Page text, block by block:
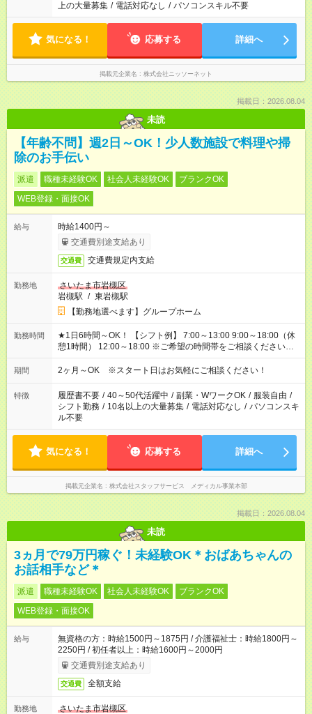
上の大量募集 / 電話対応なし / パソコンスキル不要
気になる！ 応募する 詳細へ
掲載元企業名 株式会社ニッソーネット
掲載日：2026.08.04
未読
【年齢不問】週2日～OK！少人数施設で料理や掃
除のお手伝い
派遣 職種未経験OK 社会人未経験OK
ブランクOK
WEB登録・面接OK
給与
時給1400円～
交通費別途支給あり
交通費 交通費規定内支給
勤務地
さいたま市岩槻区
岩槻駅 / 東岩槻駅
【勤務地選べます】グループホーム
勤務時間
★1日6時間～OK！ 【シフト例】 7:00～13:00 9:00～18:00（休
憩1時間） 12:00～18:00 ※ご希望の時間帯をご相談ください。
※日勤、夜勤のみ、変則的な勤務等も相談OK！
期間 2ヶ月～OK ※スタート日はお気軽にご相談ください！
特徴 履歴書不要 / 40～50代活躍中 / 副業・WワークOK / 服装自由 /
シフト勤務 / 10名以上の大量募集 / 電話対応なし / パソコンスキ
ル不要
気になる！ 応募する 詳細へ
掲載元企業名 株式会社スタッフサービス メディカル事業本部
掲載日：2026.08.04
未読
3ヵ月で79万円稼ぐ！未経験OK＊おばあちゃんの
お話相手など＊
派遣 職種未経験OK 社会人未経験OK
ブランクOK
WEB登録・面接OK
給与
無資格の方：時給1500円～1875円 / 介護福祉士：時給1800円～
2250円 / 初任者以上：時給1600円～2000円
交通費別途支給あり
交通費 全額支給
勤務地
さいたま市岩槻区